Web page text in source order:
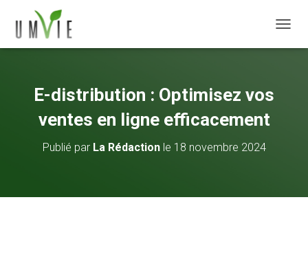
E-distribution : Optimisez vos
ventes en ligne efficacement
Publié par La Rédactionle 18 novembre 2024